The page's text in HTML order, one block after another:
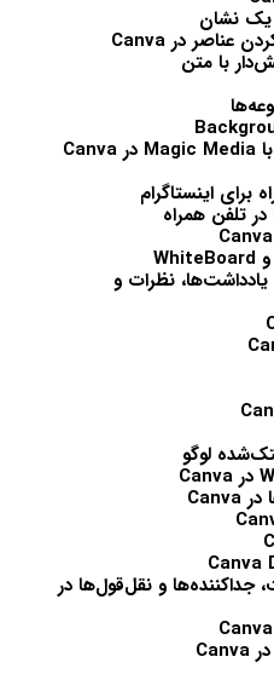
یک نشان
عناصر در Canva
با متن
Magic Media در Canva
برای اینستاگرام
در تلفن همراه
Canva
و WhiteBoard
یادداشت‌ها، نظرات و
لوگو
در Canva
در Canva
Canva
جداکننده‌ها و نقل‌قول‌ها در
Canva
Canva